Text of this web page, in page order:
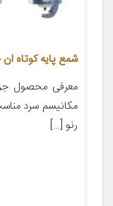
شمع پایه کوتاه ان
رنو […]